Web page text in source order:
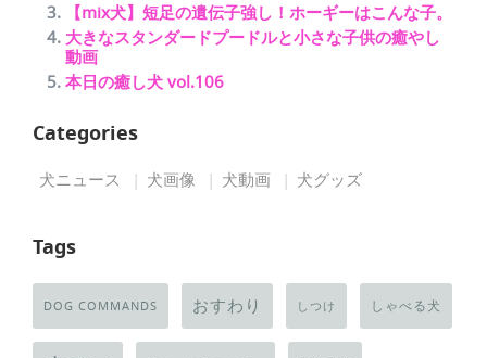
【mix犬】短足の遺伝子強し！ホーギーはこんな子。
大きなスタンダードプードルと小さな子供の癒やし
動画
本日の癒し犬 vol.106
Categories
犬ニュース 犬画像 犬動画 犬グッズ
Tags
DOG COMMANDS おすわり しつけ しゃべる犬